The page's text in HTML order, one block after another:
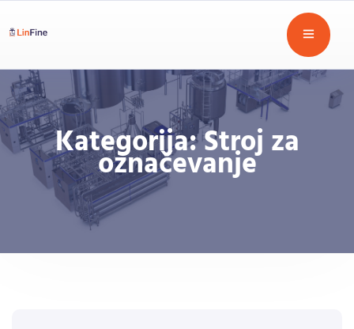
Kategorija:Stroj za
označevanje